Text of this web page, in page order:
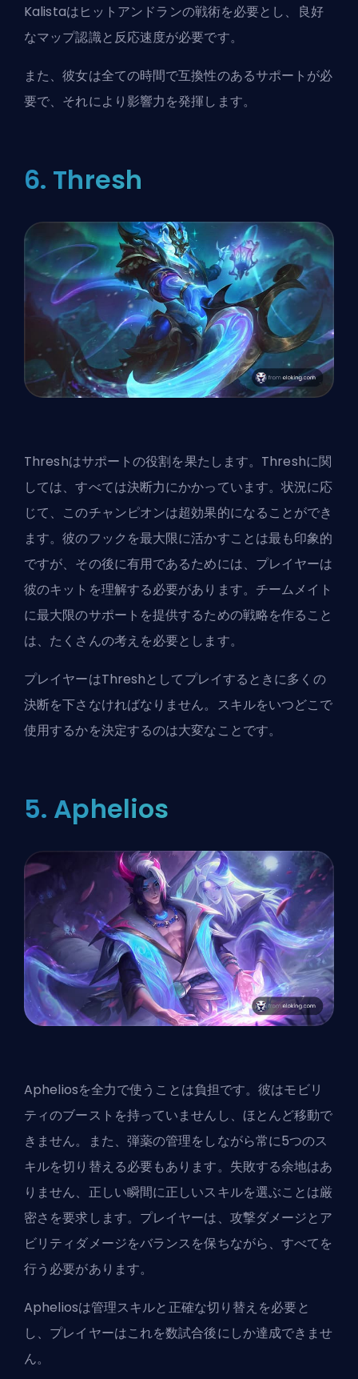
Kalistaはヒットアンドランの戦術を必要とし、良好
なマップ認識と反応速度が必要です。
また、彼女は全ての時間で互換性のあるサポートが必
要で、それにより影響力を発揮します。
6. Thresh
Threshはサポートの役割を果たします。Threshに関
しては、すべては決断力にかかっています。状況に応
じて、このチャンピオンは超効果的になることができ
ます。彼のフックを最大限に活かすことは最も印象的
ですが、その後に有用であるためには、プレイヤーは
彼のキットを理解する必要があります。チームメイト
に最大限のサポートを提供するための戦略を作ること
は、たくさんの考えを必要とします。
プレイヤーはThreshとしてプレイするときに多くの
決断を下さなければなりません。スキルをいつどこで
使用するかを決定するのは大変なことです。
5. Aphelios
Apheliosを全力で使うことは負担です。彼はモビリ
ティのブーストを持っていませんし、ほとんど移動で
きません。また、弾薬の管理をしながら常に5つのス
キルを切り替える必要もあります。失敗する余地はあ
りません、正しい瞬間に正しいスキルを選ぶことは厳
密さを要求します。プレイヤーは、攻撃ダメージとア
ビリティダメージをバランスを保ちながら、すべてを
行う必要があります。
Apheliosは管理スキルと正確な切り替えを必要と
し、プレイヤーはこれを数試合後にしか達成できませ
ん。